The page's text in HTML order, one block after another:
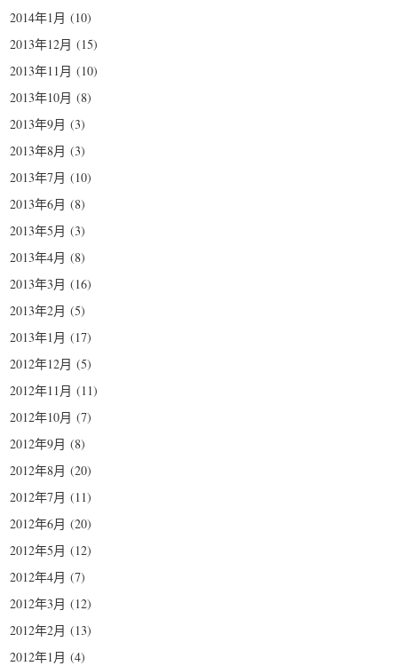
2014年1月 (10)
2013年12月 (15)
2013年11月 (10)
2013年10月 (8)
2013年9月 (3)
2013年8月 (3)
2013年7月 (10)
2013年6月 (8)
2013年5月 (3)
2013年4月 (8)
2013年3月 (16)
2013年2月 (5)
2013年1月 (17)
2012年12月 (5)
2012年11月 (11)
2012年10月 (7)
2012年9月 (8)
2012年8月 (20)
2012年7月 (11)
2012年6月 (20)
2012年5月 (12)
2012年4月 (7)
2012年3月 (12)
2012年2月 (13)
2012年1月 (4)